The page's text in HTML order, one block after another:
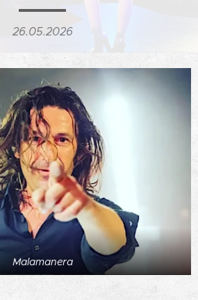
26.05.2026
Malamanera